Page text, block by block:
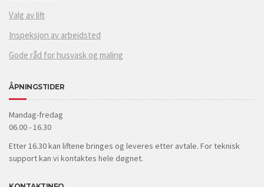
Valg av lift
Inspeksjon av arbeidsted
Gode råd for husvask og maling
ÅPNINGSTIDER
Mandag-fredag
06.00 - 16.30
Etter 16.30 kan liftene bringes og leveres etter avtale. For teknisk
support kan vi kontaktes hele døgnet.